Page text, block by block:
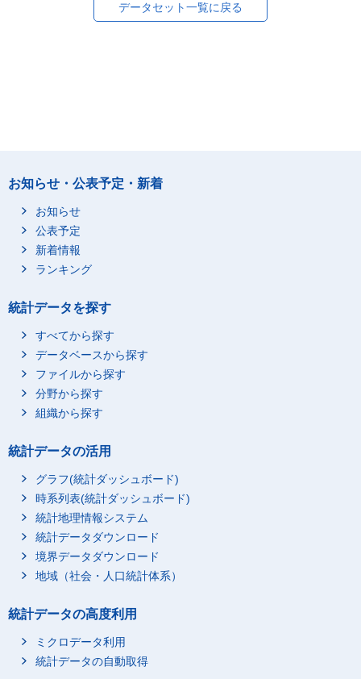
データセット一覧に戻る
お知らせ・公表予定・新着
お知らせ
公表予定
新着情報
ランキング
統計データを探す
すべてから探す
データベースから探す
ファイルから探す
分野から探す
組織から探す
統計データの活用
グラフ(統計ダッシュボード)
時系列表(統計ダッシュボード)
統計地理情報システム
統計データダウンロード
境界データダウンロード
地域（社会・人口統計体系）
統計データの高度利用
ミクロデータ利用
統計データの自動取得